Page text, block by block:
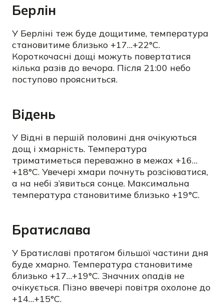
Берлін
У Берліні теж буде дощитиме, температура
становитиме близько +17…+22°C.
Короткочасні дощі можуть повертатися
кілька разів до вечора. Після 21:00 небо
поступово проясниться.
Відень
У Відні в першій половині дня очікуються
дощ і хмарність. Температура
триматиметься переважно в межах +16…
+18°C. Увечері хмари почнуть розсіюватися,
а на небі з’явиться сонце. Максимальна
температура становитиме близько +19°C.
Братислава
У Братиславі протягом більшої частини дня
буде хмарно. Температура становитиме
близько +17…+19°C. Значних опадів не
очікується. Пізно ввечері повітря охолоне до
+14…+15°C.